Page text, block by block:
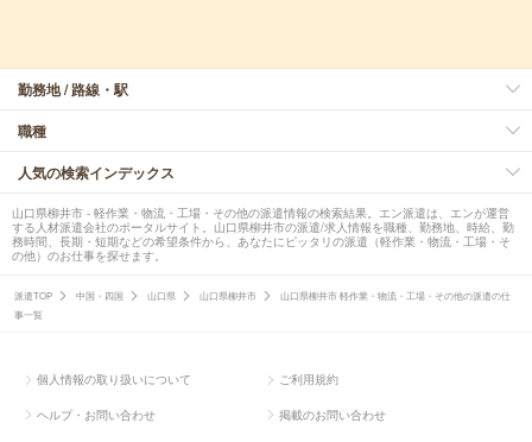
勤務地 / 路線・駅
職種
人気の検索インデックス
山口県柳井市 - 軽作業・物流・工場・その他の派遣情報の検索結果。エン派遣は、エンが運営
する人材派遣会社のポータルサイト。山口県柳井市の派遣/求人情報を職種、勤務地、時給、勤
務時間、長期・短期などの希望条件から、あなたにピッタリの派遣（軽作業・物流・工場・そ
の他）のお仕事を探せます。
派遣TOP 中国・四国 山口県 山口県柳井市
山口県柳井市 軽作業・物流・工場・その他の派遣の仕
事一覧
個人情報の取り扱いについて ご利用規約
ヘルプ・お問い合わせ 掲載のお問い合わせ